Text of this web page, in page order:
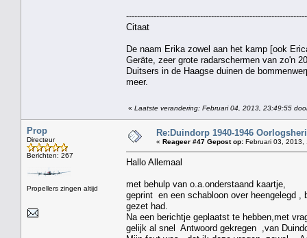
Citaat
De naam Erika zowel aan het kamp [ook
Geräte, zeer grote radarschermen van zo'n
Duitsers in de Haagse duinen de
meer.
« Laatste verandering: Februari 04, 2013, 23:49:55
Prop
Directeur
Berichten: 267
Propellers zingen altijd
Re:Duindorp 1940-1946
« Reageer #47 Gepost op: Februari 03, 2013,
Hallo Allemaal
met behulp van o.a.onderstaand kaartje,
geprint en een schabloon over heengelegd ,
gezet had.
Na een berichtje geplaatst te hebben,met
gelijk al snel Antwoord gekregen ,van